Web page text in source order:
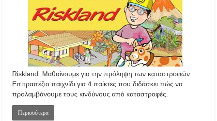
Riskland. Μαθαίνουμε για την πρόληψη των καταστροφών.
Επιτραπέζιο παιχνίδι για 4 παίκτες που διδάσκει πώς να
προλαμβάνουμε τους κινδύνους από καταστροφές.
Περισσότερα